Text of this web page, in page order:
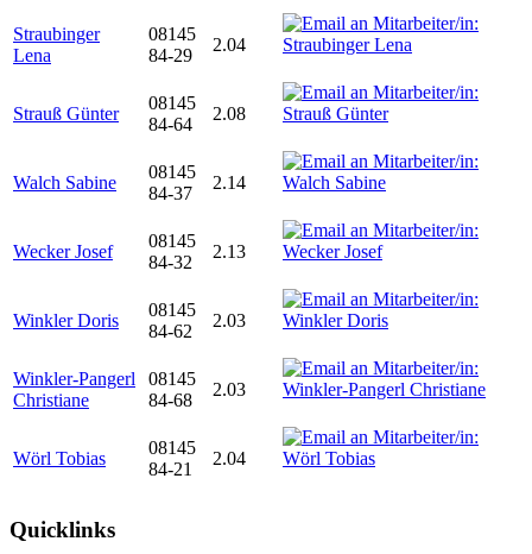
Straubinger
Lena
08145
84-29
2.04
Strauß Günter
08145
84-64
2.08
Walch Sabine
08145
84-37
2.14
Wecker Josef
08145
84-32
2.13
Winkler Doris
08145
84-62
2.03
Winkler-Pangerl
Christiane
08145
84-68
2.03
Wörl Tobias
08145
84-21
2.04
Quicklinks